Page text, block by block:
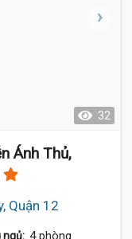
32
Ánh Thủ,
Quận 12
ngủ: 4 phòng